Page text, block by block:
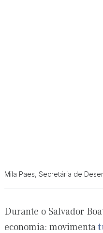
Mila Paes, Secretária de
Durante o Salvador
economia: movimenta